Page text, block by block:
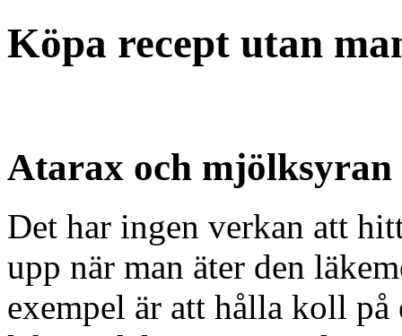
Köpa recept utan
Atarax och mjölksyran
Det har ingen verkan att
upp när man äter den
exempel är att hålla koll